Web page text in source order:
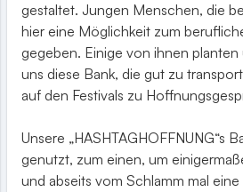
gestaltet. Jungen Menschen, die
hier eine Möglichkeit zum
gegeben. Einige von ihnen
uns diese Bank, die gut zu
auf den Festivals zu
Unsere „HASHTAGHOFFNUNG“s
genutzt, zum einen, um
und abseits vom Schlamm mal